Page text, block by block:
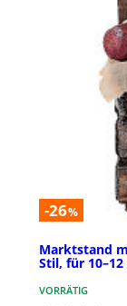
-26%
Marktstand
Stil, für
VORRÄTIG